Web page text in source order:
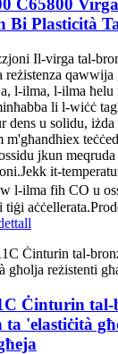
C65800
Bi Plasticità
Il-virga tal-
reżistenza
l-ilma, l-ilma ħelu
li l-wiċċ
dens u solidu, iżda
m'għandhiex
jkun
it-
l-ilma fih CO u
tiġi
Ċinturin tal-
ta 'elastiċità